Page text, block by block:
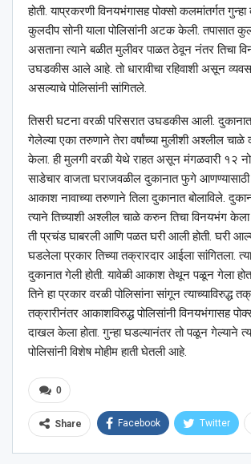
होती. याप्रकरणी विनयभंगासह पोक्सो कलमांतर्गत
कुलदीप सोनी याला पोलिसांनी अटक केली. तपासात
असताना त्याने बळीत मुलीवर पाळत ठेवून नंतर तिचा
उघडकीस आले आहे. तो धारावीचा रहिवाशी असून
असल्याचे पोलिसांनी सांगितले.
तिसरी घटना वरळी परिसरात उघडकीस आली.
गेलेल्या एका तरुणाने तेरा वर्षांच्या मुलीशी अश्‍लील
केला. ही मुलगी वरळी येथे राहत असून मंगळवारी १२
साडेचार वाजता घराजवळील दुकानात फुगे आणण्यासाठी
आकाश नावाच्या तरुणाने तिला दुकानात बोलाविले.
त्याने तिच्याशी अश्‍लील चाळे करुन तिचा विनयभंग केला
ती प्रचंड घाबरली आणि पळत घरी आली होती. घरी
घडलेला प्रकार तिच्या तक्रारदार आईला सांगितला.
दुकानात गेली होती. यावेळी आकाश तेथून पळून गेला
तिने हा प्रकार वरळी पोलिसांना सांगून त्याच्याविरुद्ध
तक्रारीनंतर आकाशविरुद्ध पोलिसांनी विनयभंगासह
दाखल केला होता. गुन्हा घडल्यानंतर तो पळून गेल्याने
पोलिसांनी विशेष मोहीम हाती घेतली आहे.
0
Share Facebook Twitter